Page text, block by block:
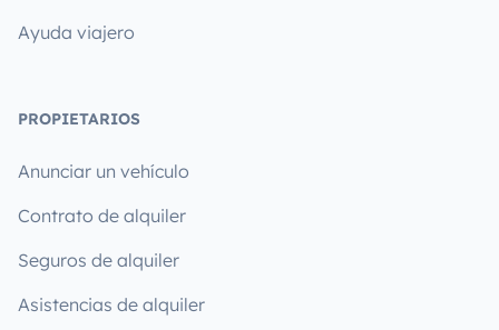
Ayuda viajero
PROPIETARIOS
Anunciar un vehículo
Contrato de alquiler
Seguros de alquiler
Asistencias de alquiler